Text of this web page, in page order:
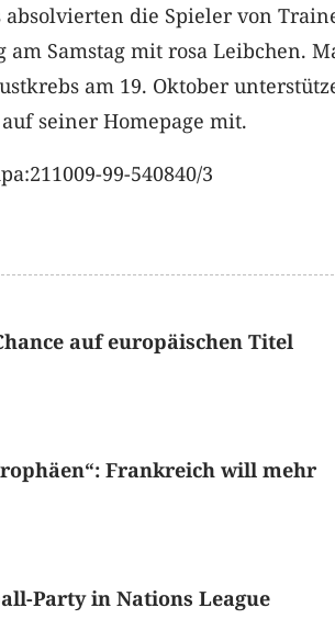
absolvierten die Spieler von
am Samstag mit rosa Leibchen.
am 19. Oktober
seiner Homepage mit.
99-540840/3
auf europäischen Titel
Frankreich will mehr
Party in Nations League